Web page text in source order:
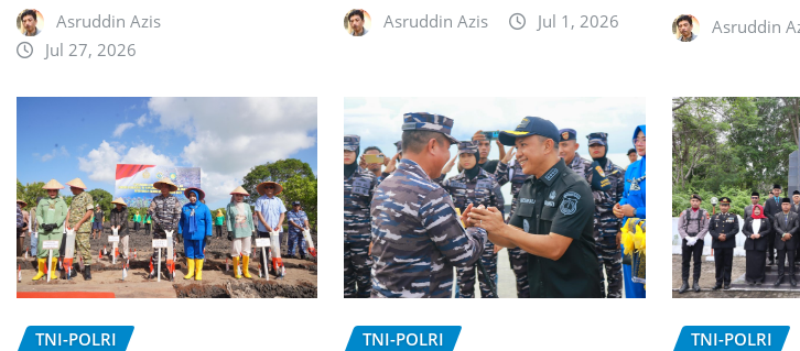
Asruddin Azis
Jul 27, 2026
Asruddin Azis Jul 1, 2026 Asruddin
TNI-POLRI TNI-POLRI TNI-POLRI